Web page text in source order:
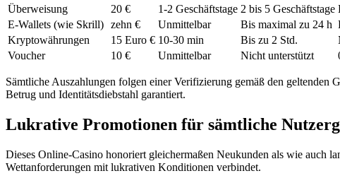
Überweisung
20 € 1-2 Geschäftstage 2 bis 5 Geschäftstage
E-Wallets (wie Skrill) zehn € Unmittelbar Bis maximal zu 24 h
Kryptowährungen
15 Euro € 10-30 min Bis zu 2 Std.
Voucher
10 € Unmittelbar Nicht unterstützt
Sämtliche Auszahlungen folgen einer Verifizierung gemäß den geltenden
Betrug und Identitätsdiebstahl garantiert.
Lukrative Promotionen für sämtliche
Dieses Online-Casino honoriert gleichermaßen Neukunden als wie auch
Wettanforderungen mit lukrativen Konditionen verbindet.